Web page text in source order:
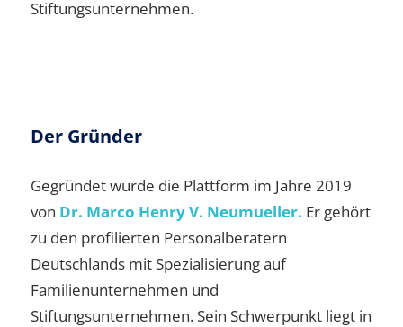
Stiftungsunternehmen.
Der Gründer
Gegründet wurde die Plattform im Jahre 2019
von Dr. Marco Henry V. Neumueller. Er gehört
zu den profilierten Personalberatern
Deutschlands mit Spezialisierung auf
Familienunternehmen und
Stiftungsunternehmen. Sein Schwerpunkt liegt in